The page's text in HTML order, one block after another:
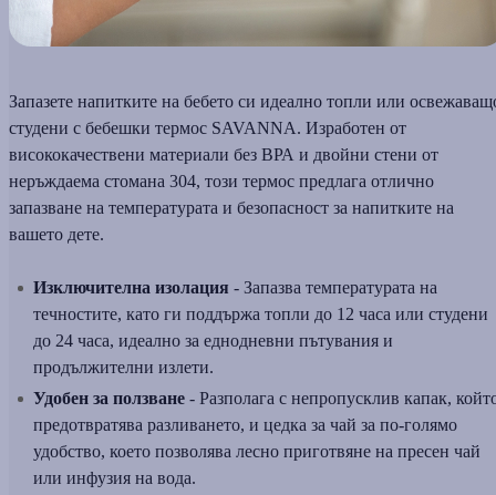
Запазете напитките на бебето си идеално топли или
студени с бебешки термос SAVANNA. Изработен от
висококачествени материали без ВРА и двойни стени от
неръждаема стомана 304, този термос предлага отлично
запазване на температурата и безопасност за напитките на
вашето дете.
Изключителна изолация - Запазва температурата на
течностите, като ги поддържа топли до 12 часа или студени
до 24 часа, идеално за еднодневни пътувания и
продължителни излети.
Удобен за ползване - Разполага с непропусклив капак,
предотвратява разливането, и цедка за чай за по-голямо
удобство, което позволява лесно приготвяне на пресен чай
или инфузия на вода.